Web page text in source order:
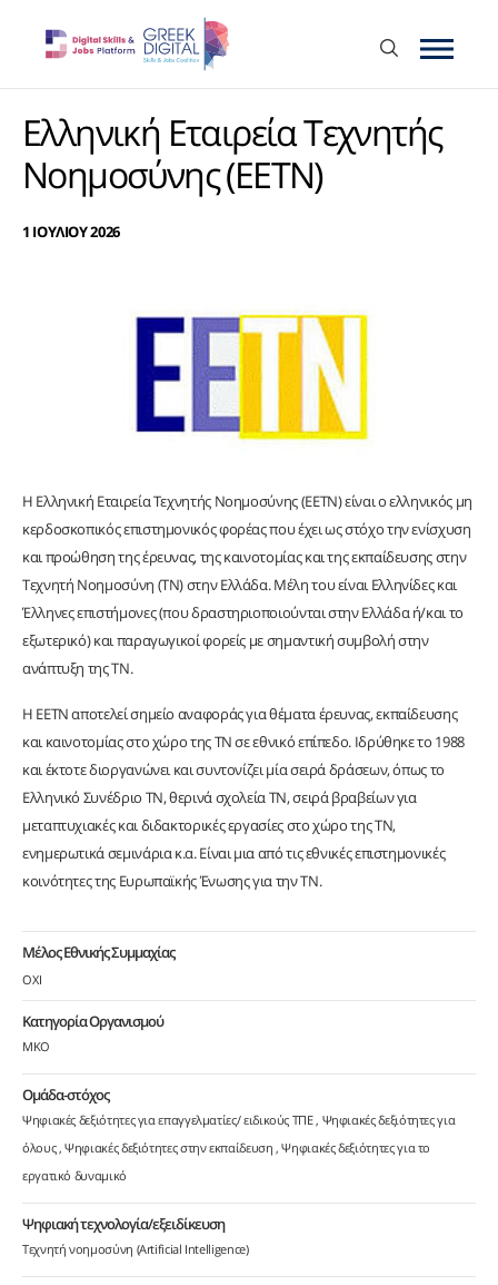
Ελληνική Εταιρεία Τεχνητής
Νοημοσύνης (ΕΕΤΝ)
1 ΙΟΥΛΙΟΥ 2026
Η Ελληνική Εταιρεία Τεχνητής Νοημοσύνης (EETN) είναι ο ελληνικός μη
κερδοσκοπικός επιστημονικός φορέας που έχει ως στόχο την ενίσχυση
και προώθηση της έρευνας, της καινοτομίας και της εκπαίδευσης στην
Τεχνητή Νοημοσύνη (ΤΝ) στην Ελλάδα. Mέλη του είναι Ελληνίδες και
Έλληνες επιστήμονες (που δραστηριοποιούνται στην Ελλάδα ή/και το
εξωτερικό) και παραγωγικοί φορείς με σημαντική συμβολή στην
ανάπτυξη της ΤΝ.
H EETN αποτελεί σημείο αναφοράς για θέματα έρευνας, εκπαίδευσης
και καινοτομίας στο χώρο της ΤΝ σε εθνικό επίπεδο. Ιδρύθηκε το 1988
και έκτοτε διοργανώνει και συντονίζει μία σειρά δράσεων, όπως το
Ελληνικό Συνέδριο ΤΝ, θερινά σχολεία ΤΝ, σειρά βραβείων για
μεταπτυχιακές και διδακτορικές εργασίες στο χώρο της ΤΝ,
ενημερωτικά σεμινάρια κ.α. Είναι μια από τις εθνικές επιστημονικές
κοινότητες της Ευρωπαϊκής Ένωσης για την ΤΝ.
Μέλος Εθνικής Συμμαχίας
ΟΧΙ
Κατηγορία Οργανισμού
ΜΚΟ
Ομάδα-στόχος
Ψηφιακές δεξιότητες για επαγγελματίες/ ειδικούς ΤΠΕ Ψηφιακές δεξιότητες για
όλους Ψηφιακές δεξιότητες στην εκπαίδευση Ψηφιακές δεξιότητες για το
εργατικό δυναμικό
Ψηφιακή τεχνολογία/εξειδίκευση
Τεχνητή νοημοσύνη (Artificial Intelligence)